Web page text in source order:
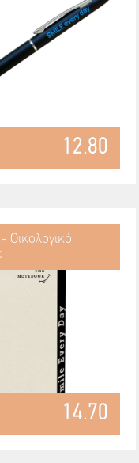
12.80
Οικολογικό
14.70